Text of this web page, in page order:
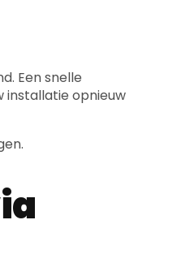
Een snelle
installatie opnieuw